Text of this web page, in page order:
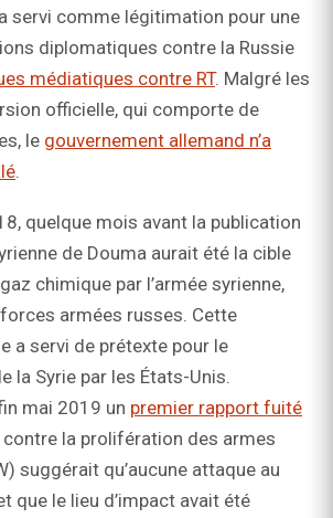
servi comme légitimation pour une
diplomatiques contre la Russie
médiatiques contre RT. Malgré les
officielle, qui comporte de
le gouvernement allemand n’a
.
quelque mois avant la publication
de Douma aurait été la cible
chimique par l’armée syrienne,
armées russes. Cette
a servi de prétexte pour le
la Syrie par les États-Unis.
mai 2019 un premier rapport fuité
contre la prolifération des armes
suggérait qu’aucune attaque au
que le lieu d’impact avait été